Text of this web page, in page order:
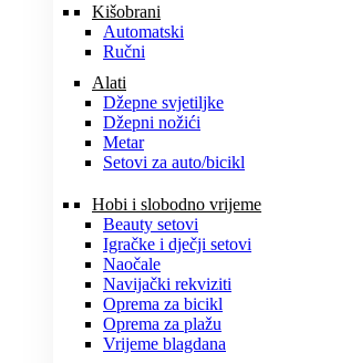
Kišobrani
Automatski
Ručni
Alati
Džepne svjetiljke
Džepni nožići
Metar
Setovi za auto/bicikl
Hobi i slobodno vrijeme
Beauty setovi
Igračke i dječji setovi
Naočale
Navijački rekviziti
Oprema za bicikl
Oprema za plažu
Vrijeme blagdana